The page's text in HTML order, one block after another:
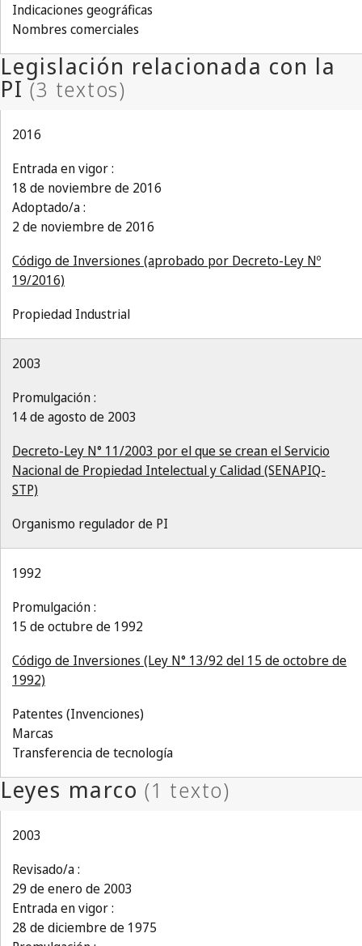
Indicaciones geográficas
Nombres comerciales
2016
Entrada en vigor :
18 de noviembre de 2016
Adoptado/a :
2 de noviembre de 2016
Código de Inversiones (aprobado por Decreto-Ley Nº
19/2016)
Propiedad Industrial
2003
Promulgación :
14 de agosto de 2003
Decreto-Ley N° 11/2003 por el que se crean el Servicio
Nacional de Propiedad Intelectual y Calidad (SENAPIQ-
STP)
Organismo regulador de PI
1992
Promulgación :
15 de octubre de 1992
Código de Inversiones (Ley N° 13/92 del 15 de octobre de
1992)
Patentes (Invenciones)
Marcas
Transferencia de tecnología
2003
Revisado/a :
29 de enero de 2003
Entrada en vigor :
28 de diciembre de 1975